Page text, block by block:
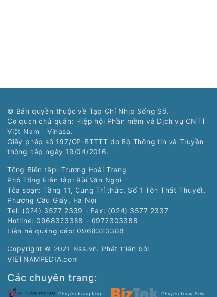
© Bản quyền thuộc về Tạp Chí Nhịp Sống Số.
Cơ quan chủ quản: Hiệp hội Phần mềm và Dịch vụ CNTT
Việt Nam - Vinasa.
Giấy phép số 197/GP-BTTTT do Bộ Thông tin và Truyền
thông cấp ngày 19/04/2016.
Tổng Biên tập: Trương Hoài Trang
Phó Tổng Biên tập: Bùi Văn Ngợi
Tòa soạn: Tầng 11, Cung Trí thức, Số 1 Tôn Thất Thuyết,
Phường Cầu Giấy, Hà Nội
Tel: (024) 3577 2339 - Fax: (024) 3577 2337
Hotline: 0968323388 - 0977303388
Liên hệ quảng cáo: 0968323388
Copyright © 2021 Nss.vn. Phát triển bởi
VIETNAMPEDIA.com
Các chuyên trang:
Chuyên trang Nhịp Chuyên trang Siêu